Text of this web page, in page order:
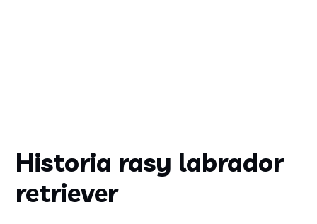
Historia rasy labrador
retriever